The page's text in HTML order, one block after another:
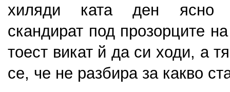
хиляди ката ден ясно
скандират под прозорците
тоест викат й да си ходи, а
се, че не разбира за какво